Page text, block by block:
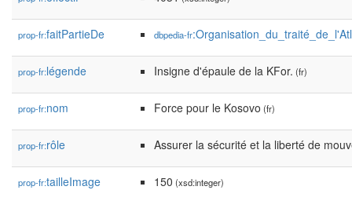
prop-fr:faitPartieDe dbpedia-fr
prop-fr:légende Insigne d'épaule de la KFor. (fr)
prop-fr:nom Force pour le Kosovo (fr)
prop-fr:rôle Assurer la sécurité et la liberté de
prop-fr:tailleImage 150 (xsd:integer)